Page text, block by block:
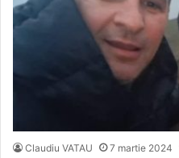
Claudiu VATAU 7 martie 2024